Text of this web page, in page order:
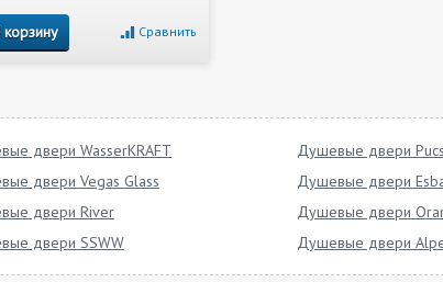
Сравнить
двери WasserKRAFT Душевые двери
двери Vegas Glass
Душевые двери
двери River
Душевые двери
двери SSWW
Душевые двери